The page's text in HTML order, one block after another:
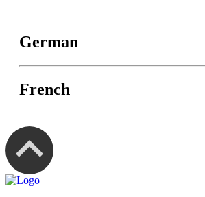
German
French